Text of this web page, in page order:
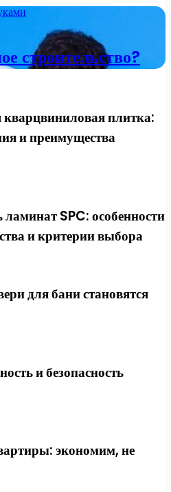
строительство?
кварцвиниловая плитка:
и преимущества
SPC: особенности
и критерии выбора
для бани становятся
и безопасность
экономим, не